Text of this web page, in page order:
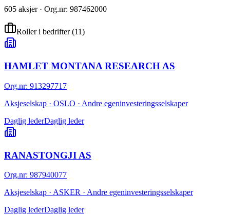
605 aksjer · Org.nr: 987462000
Roller i bedrifter(11)
HAMLET MONTANA RESEARCH AS
Org.nr: 913297717
Aksjeselskap · OSLO · Andre egeninvesteringsselskaper
Daglig lederDaglig leder
RANASTONGJI AS
Org.nr: 987940077
Aksjeselskap · ASKER · Andre egeninvesteringsselskaper
Daglig lederDaglig leder